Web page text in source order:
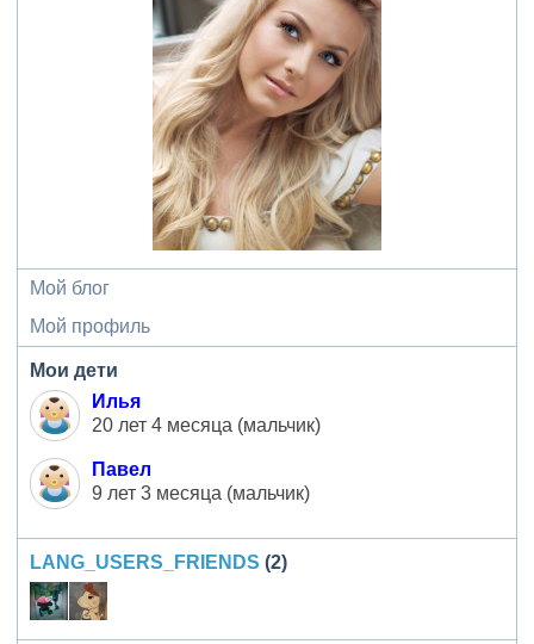
Мой блог
Мой профиль
Мои дети
Илья
20 лет 4 месяца (мальчик)
Павел
9 лет 3 месяца (мальчик)
LANG_USERS_FRIENDS (2)